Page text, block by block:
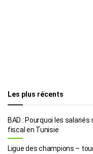
Les plus récents
BAD : Pourquoi les
fiscal en Tunisie
Ligue des champions –